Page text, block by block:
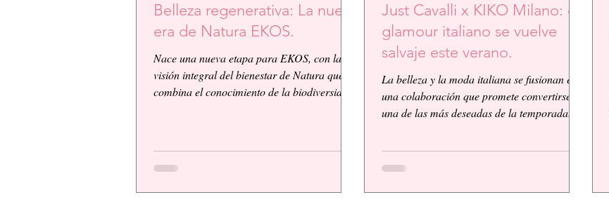
Belleza regenerativa: La nueva
era de Natura EKOS.
Nace una nueva etapa para EKOS, con la
visión integral del bienestar de Natura que
combina el conocimiento de la biodiversidad
una experiencia sensorial de calidad,
respondiendo a las exigencias de un
Just Cavalli x KIKO Milano: el
glamour italiano se vuelve
salvaje este verano.
La belleza y la moda italiana se fusionan en
una colaboración que promete convertirse en
una de las más deseadas de la temporada.
colaboración global junto a la icónica casa
colección vibrante, audaz y llena de